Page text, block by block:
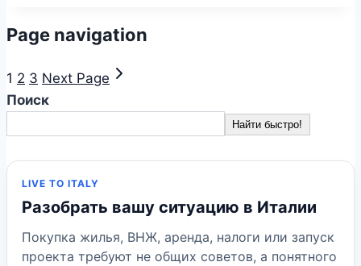
Page navigation
1 2 3 Next Page
Поиск
Найти быстро!
LIVE TO ITALY
Разобрать вашу ситуацию в Италии
Покупка жилья, ВНЖ, аренда, налоги или запуск
проекта требуют не общих советов, а понятного